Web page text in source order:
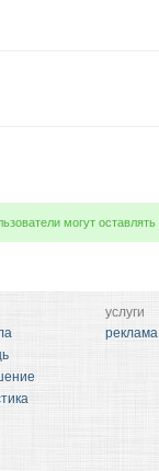
могут
услуги
реклама